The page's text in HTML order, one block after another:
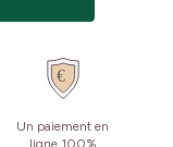
Un paiement en
ligne 100%